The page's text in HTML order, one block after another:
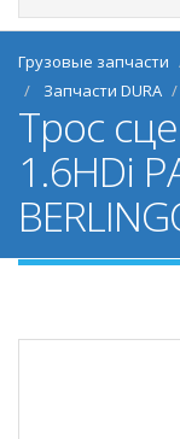
Грузовые запчасти
Запчасти DURA
Трос
1.6HDi